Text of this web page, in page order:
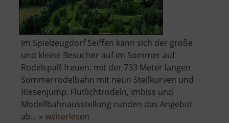
Im Spielzeugdorf Seiffen kann sich der große
und kleine Besucher auf im Sommer auf
Rodelspaß freuen: mit der 733 Meter langen
Sommerrodelbahn mit neun Steilkurven und
Riesenjump. Flutlichtrodeln, Imbiss und
Modellbahnausstellung runden das Angebot
ab... » weiterlesen